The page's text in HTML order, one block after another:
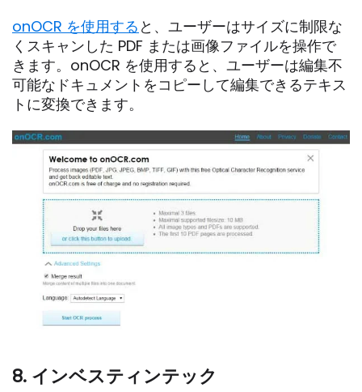
onOCR を使用する と、ユーザーはサイズに制限な
くスキャンした PDF または画像ファイルを操作で
きます。onOCR を使用すると、ユーザーは編集不
可能なドキュメントをコピーして編集できるテキス
トに変換できます。
8. インベスティンテック